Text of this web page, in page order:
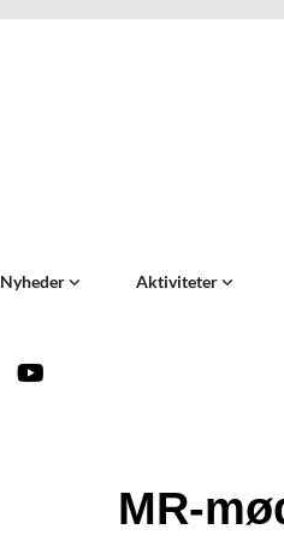
Nyheder Aktiviteter
MR-